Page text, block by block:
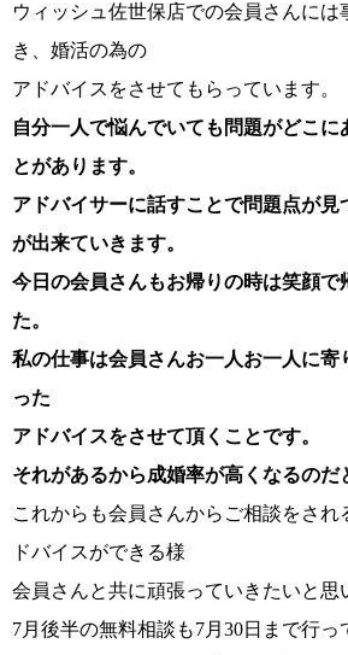
ご来店WEB予約
お問い合わせ
ウィッシュ佐世保店での会員さんには
き、婚活の為の
アドバイスをさせてもらっています。
自分一人で悩んでいても問題がどこに
とがあります。
アドバイサーに話すことで問題点が見
が出来ていきます。
今日の会員さんもお帰りの時は笑顔で
た。
私の仕事は会員さんお一人お一人に寄
った
アドバイスをさせて頂くことです。
それがあるから成婚率が高くなるのだ
これからも会員さんからご相談をされ
ドバイスができる様
会員さんと共に頑張っていきたいと思
7月後半の無料相談も7月30日まで行っ